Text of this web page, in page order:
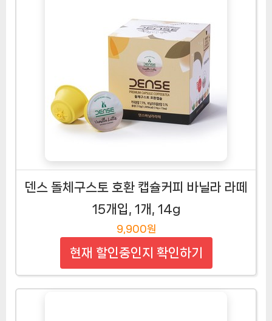
덴스 돌체구스토 호환 캡슐커피 바닐라 라떼
15개입, 1개, 14g
9,900원
현재 할인중인지 확인하기